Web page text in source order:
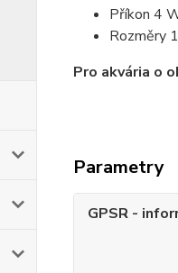
Příkon 4
Rozměry
Pro akvária o
Parametry
GPSR -